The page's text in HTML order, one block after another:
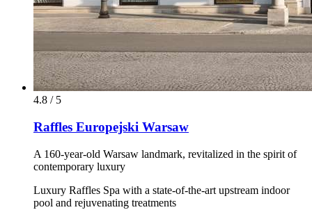
4.8 / 5
Raffles Europejski Warsaw
A 160-year-old Warsaw landmark, revitalized in the spirit of
contemporary luxury
Luxury Raffles Spa with a state-of-the-art upstream indoor
pool and rejuvenating treatments